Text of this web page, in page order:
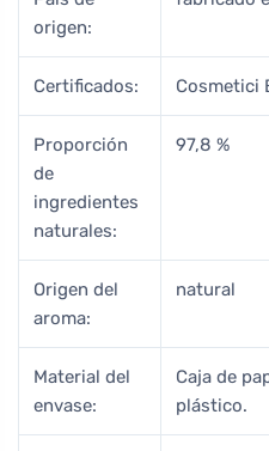
origen:
Certificados: Cosmetici
Proporción
de
ingredientes
naturales:
97,8 %
Origen del
aroma:
natural
Material del
envase:
Caja de
plástico.